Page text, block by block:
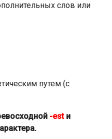
слов или
путем (с
-estи